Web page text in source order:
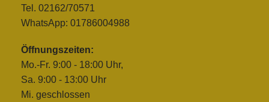
Tel. 02162/70571
WhatsApp: 01786004988
Öffnungszeiten:
Mo.-Fr. 9:00 - 18:00 Uhr,
Sa. 9:00 - 13:00 Uhr
Mi. geschlossen